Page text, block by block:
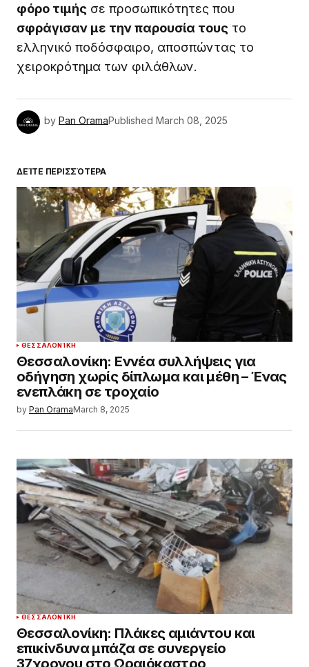
φόρο τιμής σε προσωπικότητες που
σφράγισαν με την παρουσία τους το
ελληνικό ποδόσφαιρο, αποσπώντας το
χειροκρότημα των φιλάθλων.
by Pan OramaPublished March 08, 2025
ΔΕΊΤΕ ΠΕΡΙΣΣΌΤΕΡΑ
ΘΕΣΣΑΛΟΝΊΚΗ
Θεσσαλονίκη: Εννέα συλλήψεις για
οδήγηση χωρίς δίπλωμα και μέθη – Ένας
ενεπλάκη σε τροχαίο
by Pan OramaMarch 8, 2025
ΘΕΣΣΑΛΟΝΊΚΗ
Θεσσαλονίκη: Πλάκες αμιάντου και
επικίνδυνα μπάζα σε συνεργείο
37χρονου στο Ωραιόκαστρο